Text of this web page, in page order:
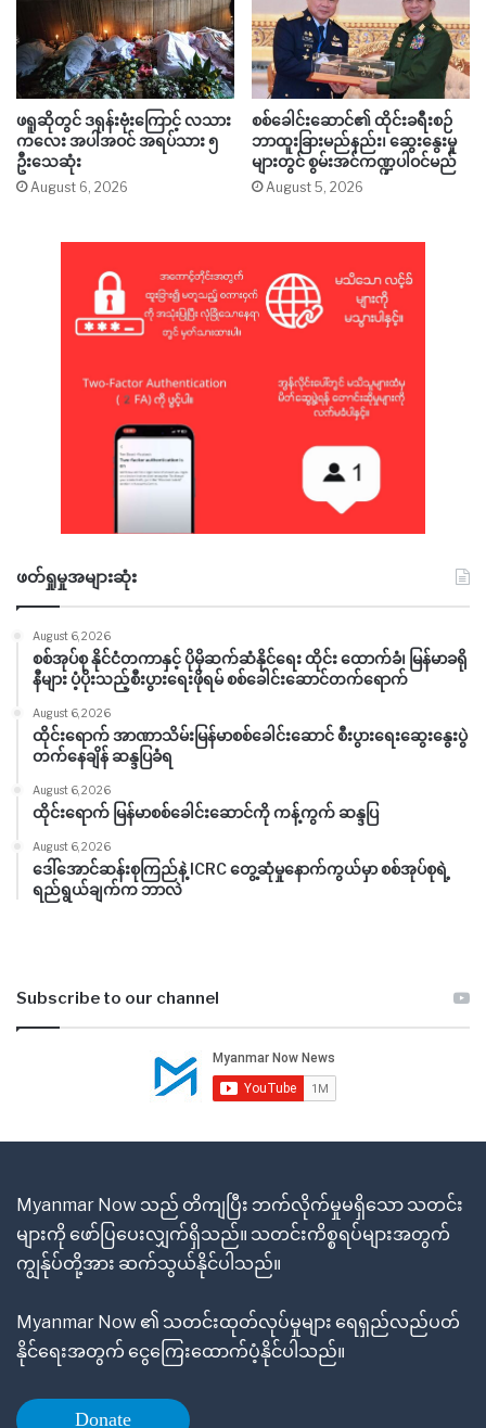
ဖရူဆိုတွင် ဒရုန်းဗုံးကြောင့် လသား
ကလေး အပါအဝင် အရပ်သား ၅
ဦးသေဆုံး
August 6, 2026
စစ်ခေါင်းဆောင်၏ ထိုင်းခရီးစဉ်
ဘာထူးခြားမည်နည်း၊ ဆွေးနွေးမှု
များတွင် စွမ်းအင်ကဏ္ဍပါဝင်မည်
August 5, 2026
ဖတ်ရှုမှုအများဆုံး
August 6, 2026
စစ်အုပ်စု နိုင်ငံတကာနှင့် ပိုမိုဆက်ဆံနိုင်ရေး ထိုင်း ထောက်ခံ၊ မြန်မာခရို
နီများ ပံ့ပိုးသည့်စီးပွားရေးဖိုရမ် စစ်ခေါင်းဆောင်တက်ရောက်
August 6, 2026
ထိုင်းရောက် အာဏာသိမ်းမြန်မာစစ်ခေါင်းဆောင် စီးပွားရေးဆွေးနွေးပွဲ
တက်နေချိန် ဆန္ဒပြခံရ
August 6, 2026
ထိုင်းရောက် မြန်မာစစ်ခေါင်းဆောင်ကို ကန့်ကွက် ဆန္ဒပြ
August 6, 2026
ဒေါ်အောင်ဆန်းစုကြည်နဲ့ ICRC တွေ့ဆုံမှုနောက်ကွယ်မှာ စစ်အုပ်စုရဲ့
ရည်ရွယ်ချက်က ဘာလဲ
Subscribe to our channel
Myanmar Now သည် တိကျပြီး ဘက်လိုက်မှုမရှိသော သတင်း
များကို ဖော်ပြပေးလျှက်ရှိသည်။ သတင်းကိစ္စရပ်များအတွက်
ကျွန်ုပ်တို့အား ဆက်သွယ်နိုင်ပါသည်။
Myanmar Now ၏ သတင်းထုတ်လုပ်မှုများ ရေရှည်လည်ပတ်
နိုင်ရေးအတွက် ငွေကြေးထောက်ပံ့နိုင်ပါသည်။
Donate